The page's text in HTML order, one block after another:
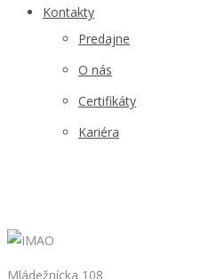
Kontakty
Predajne
O nás
Certifikáty
Kariéra
Mládežnícka 108